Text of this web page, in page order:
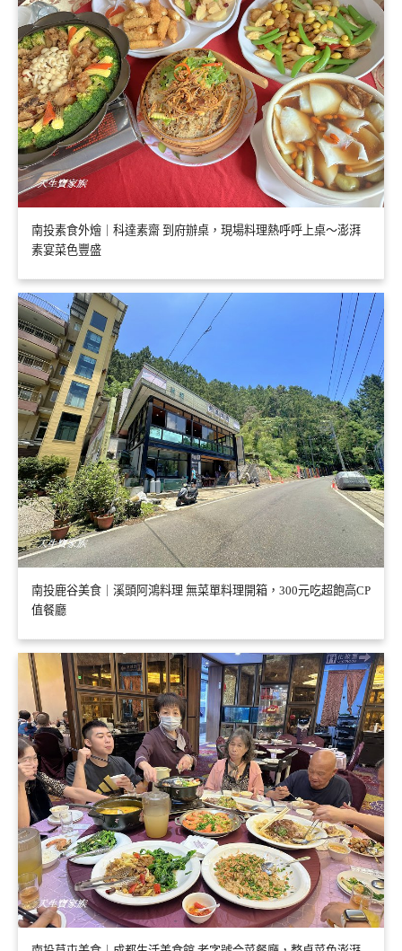
南投素食外燴｜科達素齋 到府辦桌，現場料理熱呼呼上桌～澎湃
素宴菜色豐盛
南投鹿谷美食｜溪頭阿鴻料理 無菜單料理開箱，300元吃超飽高CP
值餐廳